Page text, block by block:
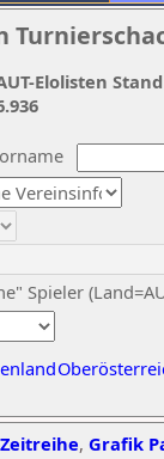
Spieler
Elolisten
, Grafik